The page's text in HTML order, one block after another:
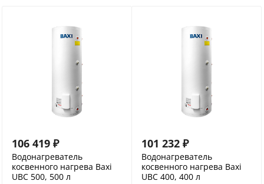
106 419 ₽
Водонагреватель
косвенного нагрева Baxi
UBC 500, 500 л
101 232 ₽
Водонагреватель
косвенного нагрева Baxi
UBC 400, 400 л